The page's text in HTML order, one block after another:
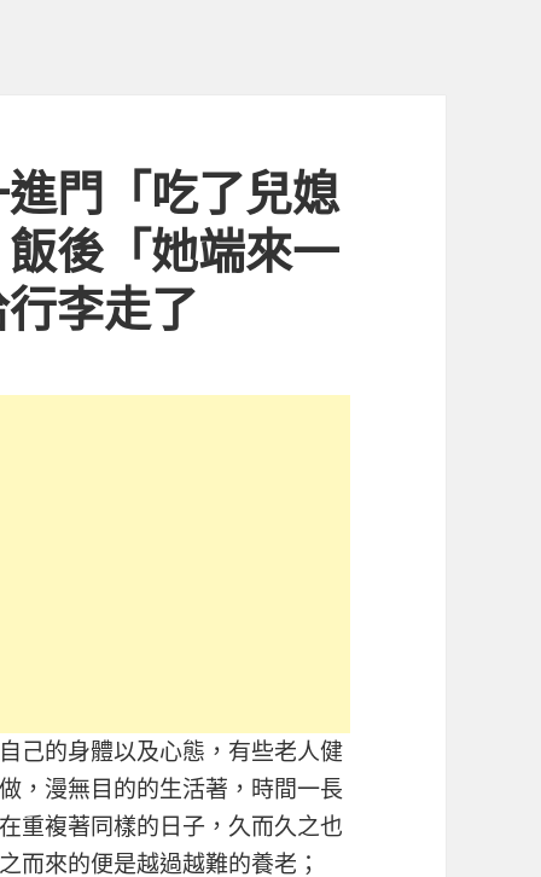
門「吃了兒媳
後「她端來一
李走了
己的身體以及心態，有些老人健
，漫無目的的生活著，時間一長
重複著同樣的日子，久而久之也
而來的便是越過越難的養老；